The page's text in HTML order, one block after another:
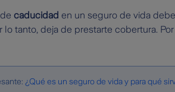
caducidad en un seguro de vida
lo tanto, deja de prestarte cobertura.
¿Qué es un seguro de vida y para qué